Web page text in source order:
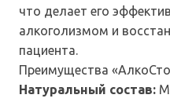
что делает его
алкоголизмом и
пациента.
Преимущества
Натуральный состав: